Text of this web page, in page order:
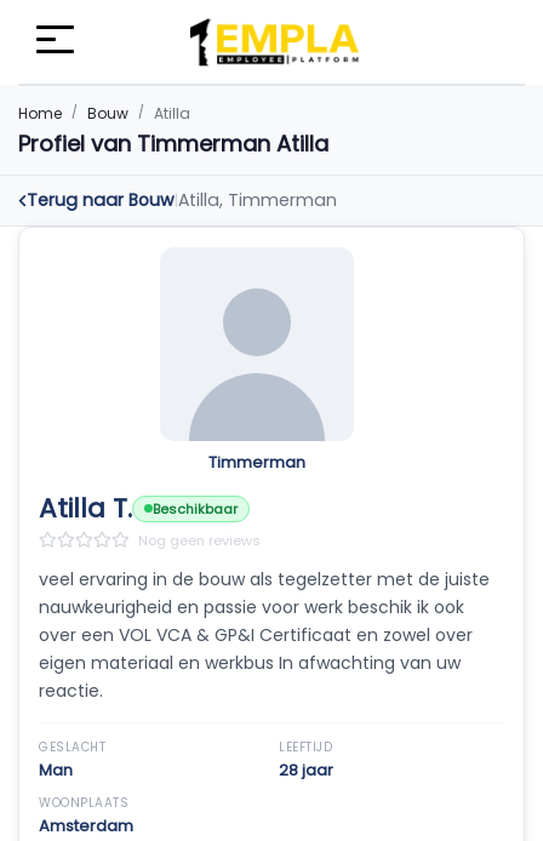
Home Bouw Atilla
Profiel van Timmerman Atilla
Terug naar Bouw|Atilla, Timmerman
Timmerman
Atilla T.
Beschikbaar
Nog geen reviews
veel ervaring in de bouw als tegelzetter met de juiste
nauwkeurigheid en passie voor werk beschik ik ook
over een VOL VCA & GP&I Certificaat en zowel over
eigen materiaal en werkbus In afwachting van uw
reactie.
GESLACHT
Man
LEEFTIJD
28 jaar
WOONPLAATS
Amsterdam